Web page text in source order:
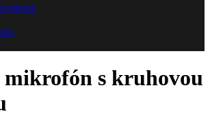
mikrofón s kruhovou